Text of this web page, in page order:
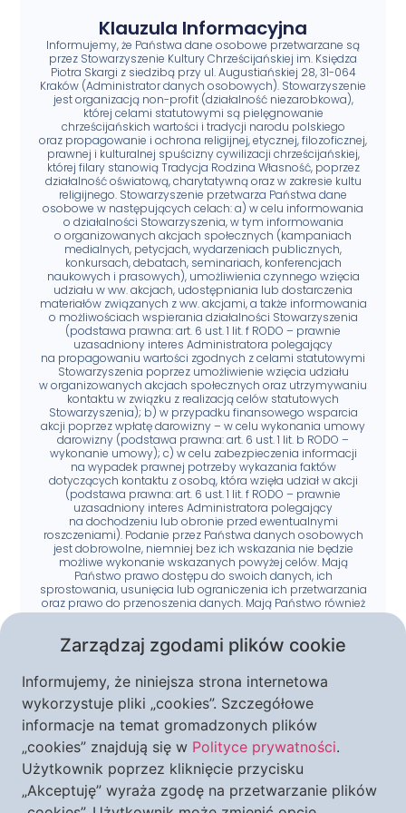
Klauzula Informacyjna
Informujemy, że Państwa dane osobowe przetwarzane są
przez Stowarzyszenie Kultury Chrześcijańskiej im. Księdza
Piotra Skargi z siedzibą przy ul. Augustiańskiej 28, 31-064
Kraków (Administrator danych osobowych). Stowarzyszenie
jest organizacją non-profit (działalność niezarobkowa),
której celami statutowymi są pielęgnowanie
chrześcijańskich wartości i tradycji narodu polskiego
oraz propagowanie i ochrona religijnej, etycznej, filozoficznej,
prawnej i kulturalnej spuścizny cywilizacji chrześcijańskiej,
której filary stanowią Tradycja Rodzina Własność, poprzez
działalność oświatową, charytatywną oraz w zakresie kultu
religijnego. Stowarzyszenie przetwarza Państwa dane
osobowe w następujących celach: a) w celu informowania
o działalności Stowarzyszenia, w tym informowania
o organizowanych akcjach społecznych (kampaniach
medialnych, petycjach, wydarzeniach publicznych,
konkursach, debatach, seminariach, konferencjach
naukowych i prasowych), umożliwienia czynnego wzięcia
udziału w ww. akcjach, udostępniania lub dostarczenia
materiałów związanych z ww. akcjami, a także informowania
o możliwościach wspierania działalności Stowarzyszenia
(podstawa prawna: art. 6 ust. 1 lit. f RODO – prawnie
uzasadniony interes Administratora polegający
na propagowaniu wartości zgodnych z celami statutowymi
Stowarzyszenia poprzez umożliwienie wzięcia udziału
w organizowanych akcjach społecznych oraz utrzymywaniu
kontaktu w związku z realizacją celów statutowych
Stowarzyszenia); b) w przypadku finansowego wsparcia
akcji poprzez wpłatę darowizny – w celu wykonania umowy
darowizny (podstawa prawna: art. 6 ust. 1 lit. b RODO –
wykonanie umowy); c) w celu zabezpieczenia informacji
na wypadek prawnej potrzeby wykazania faktów
dotyczących kontaktu z osobą, która wzięła udział w akcji
(podstawa prawna: art. 6 ust. 1 lit. f RODO – prawnie
uzasadniony interes Administratora polegający
na dochodzeniu lub obronie przed ewentualnymi
roszczeniami). Podanie przez Państwa danych osobowych
jest dobrowolne, niemniej bez ich wskazania nie będzie
możliwe wykonanie wskazanych powyżej celów. Mają
Państwo prawo dostępu do swoich danych, ich
sprostowania, usunięcia lub ograniczenia ich przetwarzania
oraz prawo do przenoszenia danych. Mają Państwo również
prawo do wniesienia sprzeciwu wobec przetwarzania
Państwo zgłaszać na adres siedziby Stowarzyszenia Kultury
Chrześcijańskiej im. Księdza Piotra Skargi, przy
Ochrony Danych Osobowych” lub na adres e-mail:
iod@piotrskarga.pl. Mają również Państwo prawo
do wniesienia skargi do organu nadzorczego – Prezesa
Urzędu Ochrony Danych Osobowych. Do Państwa danych
osobowych mogą mieć dostęp upoważnieni pracownicy
i współpracownicy Administratora, podmioty świadczące
usługi hostingowe, informatyczne, wysyłkowe
oraz dostawcy oprogramowania biurowego. Dane
osobowe mogą być również udostępniane innym
organizacjom o zbieżnych celach statutowych, w tym
Zarządzaj zgodami plików cookie
Informujemy, że niniejsza strona internetowa
wykorzystuje pliki „cookies”. Szczegółowe
informacje na temat gromadzonych plików
„cookies” znajdują się w Polityce prywatności.
Użytkownik poprzez kliknięcie przycisku
„Akceptuję” wyraża zgodę na przetwarzanie plików